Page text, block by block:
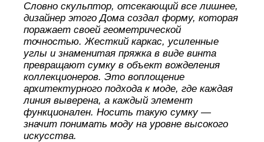
Словно скульптор, отсекающий все лишнее,
дизайнер этого Дома создал форму, которая
поражает своей геометрической
точностью. Жесткий каркас, усиленные
углы и знаменитая пряжка в виде винта
превращают сумку в объект вожделения
коллекционеров. Это воплощение
архитектурного подхода к моде, где каждая
линия выверена, а каждый элемент
функционален. Носить такую сумку —
значит понимать моду на уровне высокого
искусства.